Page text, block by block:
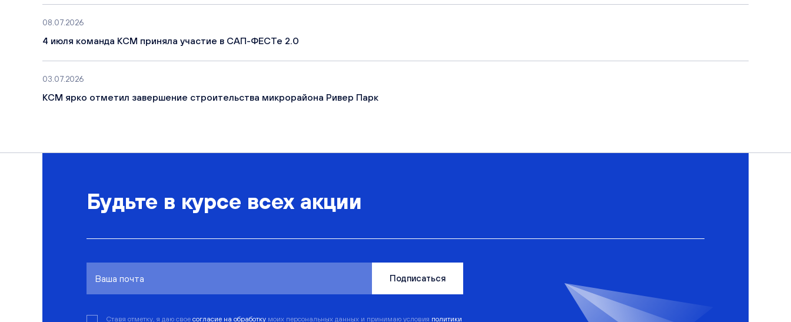
08.07.2026
4 июля команда КСМ приняла участие в САП-ФЕСТе 2.0
03.07.2026
КСМ ярко отметил завершение строительства микрорайона Ривер Парк
Будьте в курсе всех акции
Подписаться
Ставя отметку, я даю свое согласие на обработку моих персональных данных и принимаю условия политики